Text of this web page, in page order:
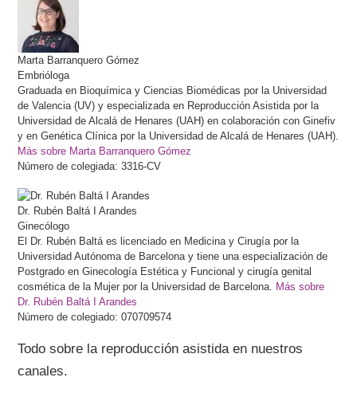
Marta Barranquero Gómez
Embrióloga
Graduada en Bioquímica y Ciencias Biomédicas por la Universidad
de Valencia (UV) y especializada en Reproducción Asistida por la
Universidad de Alcalá de Henares (UAH) en colaboración con Ginefiv
y en Genética Clínica por la Universidad de Alcalá de Henares (UAH).
Más sobre Marta Barranquero Gómez
Número de colegiada: 3316-CV
Dr. Rubén Baltá I Arandes
Ginecólogo
El Dr. Rubén Baltá es licenciado en Medicina y Cirugía por la
Universidad Autónoma de Barcelona y tiene una especialización de
Postgrado en Ginecología Estética y Funcional y cirugía genital
cosmética de la Mujer por la Universidad de Barcelona. Más sobre
Dr. Rubén Baltá I Arandes
Número de colegiado: 070709574
Todo sobre la reproducción asistida en nuestros
canales.